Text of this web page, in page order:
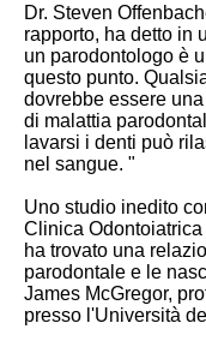
Dr. Steven
rapporto, ha detto in
un parodontologo è
questo punto.
dovrebbe essere
di malattia
lavarsi i denti può
nel sangue. "
Uno studio inedito
Clinica
ha trovato una
parodontale e le
James McGregor,
presso l'Università